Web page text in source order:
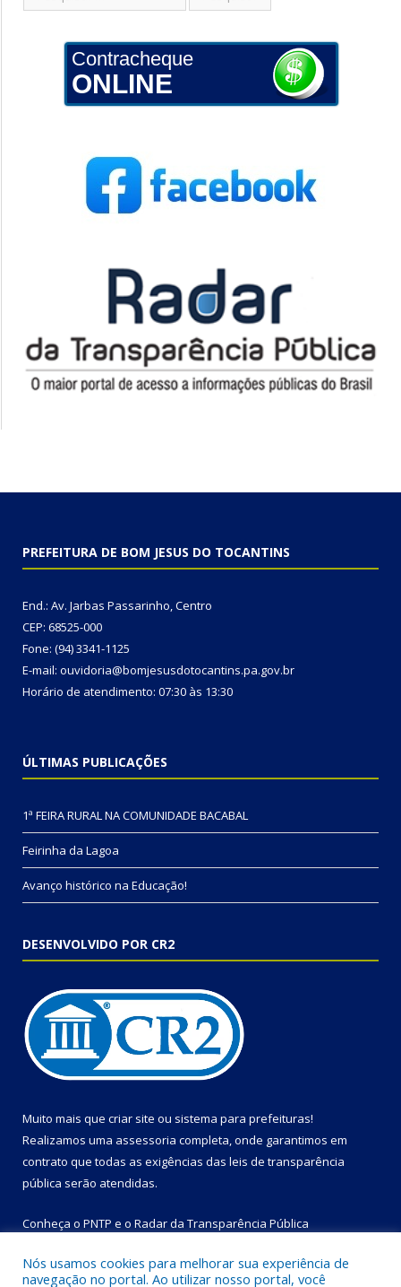
Contracheque
ONLINE
PREFEITURA DE BOM JESUS DO TOCANTINS
End.: Av. Jarbas Passarinho, Centro
CEP: 68525-000
Fone: (94) 3341-1125
E-mail: ouvidoria@bomjesusdotocantins.pa.gov.br
Horário de atendimento: 07:30 às 13:30
ÚLTIMAS PUBLICAÇÕES
1ª FEIRA RURAL NA COMUNIDADE BACABAL
Feirinha da Lagoa
Avanço histórico na Educação!
DESENVOLVIDO POR CR2
Muito mais que criar site ou sistema para prefeituras!
Realizamos uma assessoria completa, onde garantimos em
contrato que todas as exigências das leis de transparência
pública serão atendidas.
Conheça o PNTP e o Radar da Transparência Pública
Nós usamos cookies para melhorar sua experiência de
navegação no portal. Ao utilizar nosso portal, você